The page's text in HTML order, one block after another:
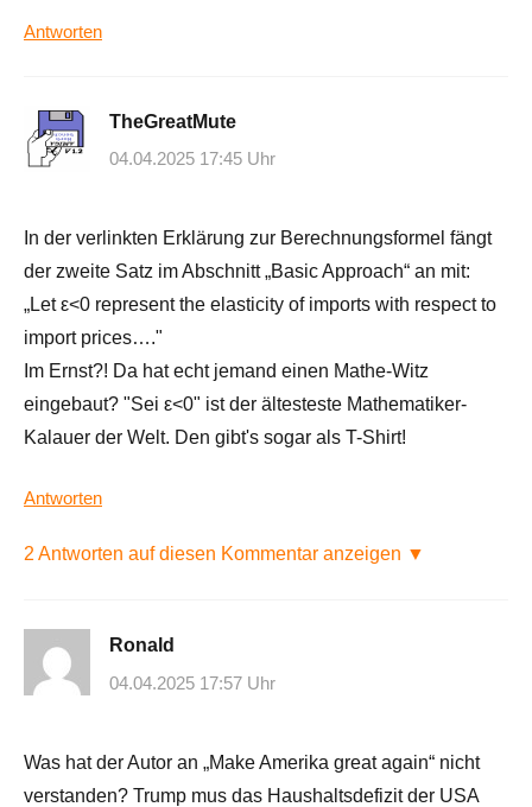
Antworten
TheGreatMute
04.04.2025 17:45 Uhr
In der verlinkten Erklärung zur Berechnungsformel fängt
der zweite Satz im Abschnitt „Basic Approach“ an mit:
„Let ε<0 represent the elasticity of imports with respect to
import prices…."
Im Ernst?! Da hat echt jemand einen Mathe-Witz
eingebaut? "Sei ε<0" ist der ältesteste Mathematiker-
Kalauer der Welt. Den gibt's sogar als T-Shirt!
Antworten
2 Antworten auf diesen Kommentar anzeigen ▼
Ronald
04.04.2025 17:57 Uhr
Was hat der Autor an „Make Amerika great again“ nicht
verstanden? Trump mus das Haushaltsdefizit der USA